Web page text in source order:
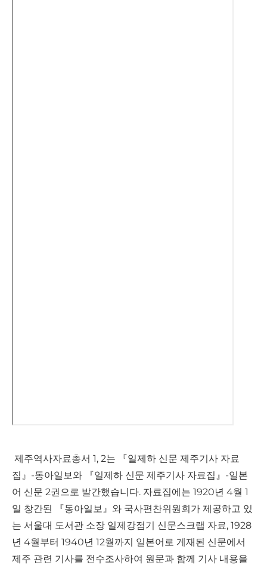
제주역사자료총서 1, 2는 『일제하 신문 제주기사 자료
집』-동아일보와 『일제하 신문 제주기사 자료집』-일본
어 신문 2권으로 발간했습니다. 자료집에는 1920년 4월 1
일 창간된 『동아일보』와 국사편찬위원회가 제공하고 있
는 서울대 도서관 소장 일제강점기 신문스크랩 자료, 1928
년 4월부터 1940년 12월까지 일본어로 게재된 신문에서
제주 관련 기사를 전수조사하여 원문과 함께 기사 내용을